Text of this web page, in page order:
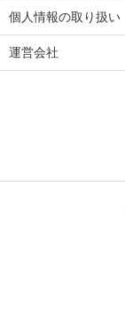
個人情報の取り扱い
運営会社